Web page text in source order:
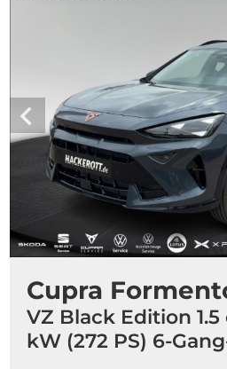
Cupra
VZ Black Edition
kW (272 PS) 6-